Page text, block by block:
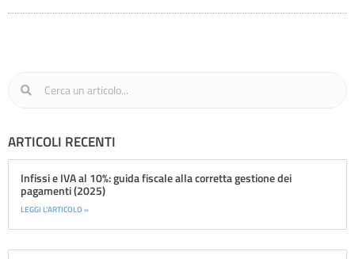
ARTICOLI RECENTI
Infissi e IVA al 10%: guida fiscale alla corretta gestione dei
pagamenti (2025)
LEGGI L'ARTICOLO »